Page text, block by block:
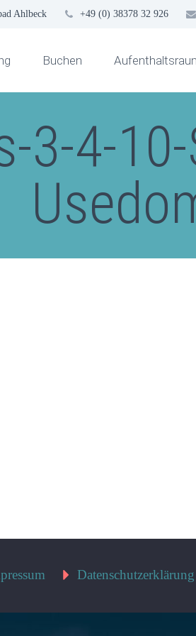
Ahlbeck +49 (0) 38378 32 926
Buchen
3-4-
Datenschutzerklärung